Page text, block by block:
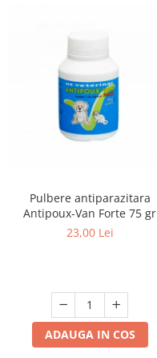
Pulbere antiparazitara
Antipoux-Van Forte 75 gr
23,00 Lei
ADAUGA IN COS